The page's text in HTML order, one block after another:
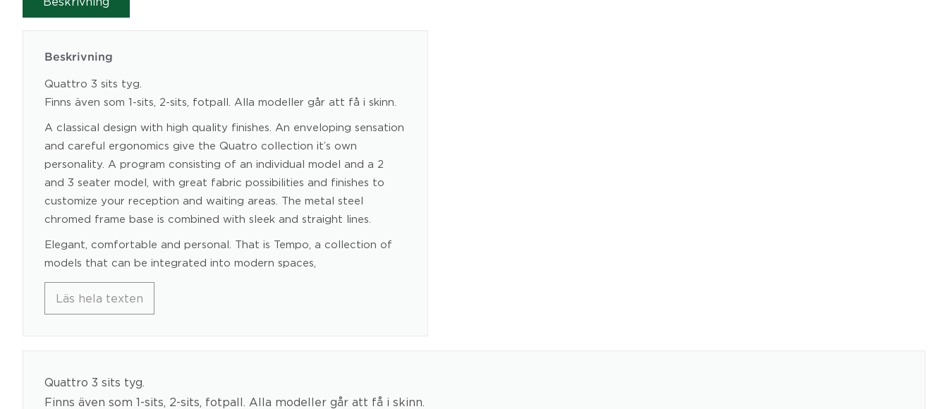
Beskrivning
Quattro 3 sits tyg.
Finns även som 1-sits, 2-sits, fotpall. Alla modeller går att få i skinn.
A classical design with high quality finishes. An enveloping sensation
and careful ergonomics give the Quatro collection it’s own
personality. A program consisting of an individual model and a 2
and 3 seater model, with great fabric possibilities and finishes to
customize your reception and waiting areas. The metal steel
chromed frame base is combined with sleek and straight lines.
Elegant, comfortable and personal. That is Tempo, a collection of
models that can be integrated into modern spaces,
Läs hela texten
Quattro 3 sits tyg.
Finns även som 1-sits, 2-sits, fotpall. Alla modeller går att få i skinn.